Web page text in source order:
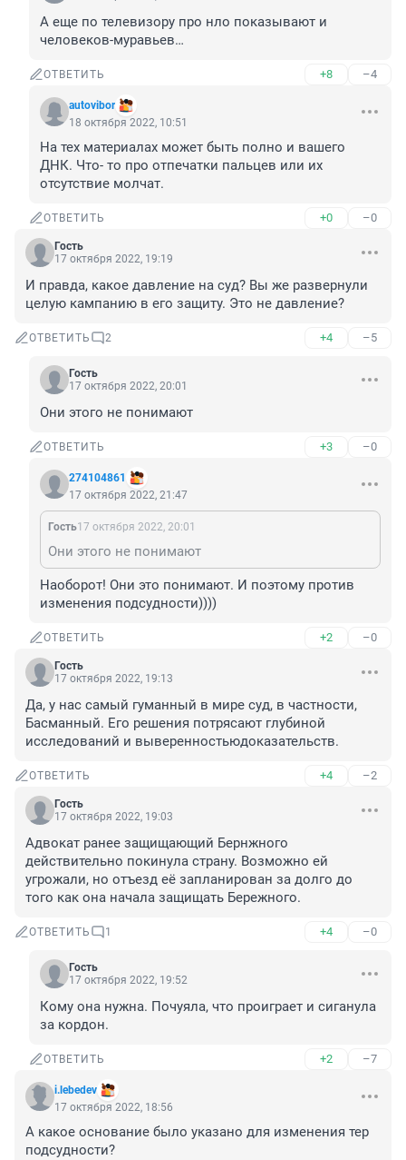
А еще по телевизору про нло показывают и
человеков-муравьев…
ОТВЕТИТЬ +8 –4
autovibor
18 октября 2022, 10:51
На тех материалах может быть полно и вашего
ДНК. Что- то про отпечатки пальцев или их
отсутствие молчат.
ОТВЕТИТЬ +0 –0
Гость
17 октября 2022, 19:19
И правда, какое давление на суд? Вы же развернули
целую кампанию в его защиту. Это не давление?
ОТВЕТИТЬ 2 +4 –5
Гость
17 октября 2022, 20:01
Они этого не понимают
ОТВЕТИТЬ +3 –0
274104861
17 октября 2022, 21:47
Гость17 октября 2022, 20:01
Они этого не понимают
Наоборот! Они это понимают. И поэтому против
изменения подсудности))))
ОТВЕТИТЬ +2 –0
Гость
17 октября 2022, 19:13
Да, у нас самый гуманный в мире суд, в частности,
Басманный. Его решения потрясают глубиной
исследований и выверенностьюдоказательств.
ОТВЕТИТЬ +4 –2
Гость
17 октября 2022, 19:03
Адвокат ранее защищающий Бернжного
действительно покинула страну. Возможно ей
угрожали, но отъезд её запланирован за долго до
того как она начала защищать Бережного.
ОТВЕТИТЬ 1 +4 –0
Гость
17 октября 2022, 19:52
Кому она нужна. Почуяла, что проиграет и сиганула
за кордон.
ОТВЕТИТЬ +2 –7
i.lebedev
17 октября 2022, 18:56
А какое основание было указано для изменения тер
подсудности?